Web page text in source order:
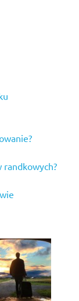
randkowych?